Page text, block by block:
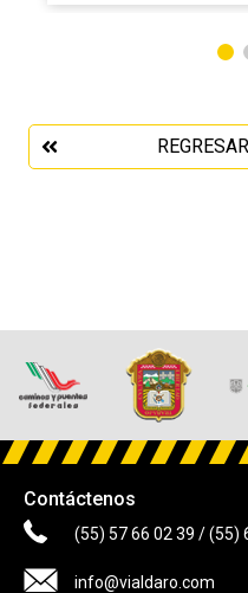
Contáctenos
(55) 57 66 02 39 /(55)
info@vialdaro.com